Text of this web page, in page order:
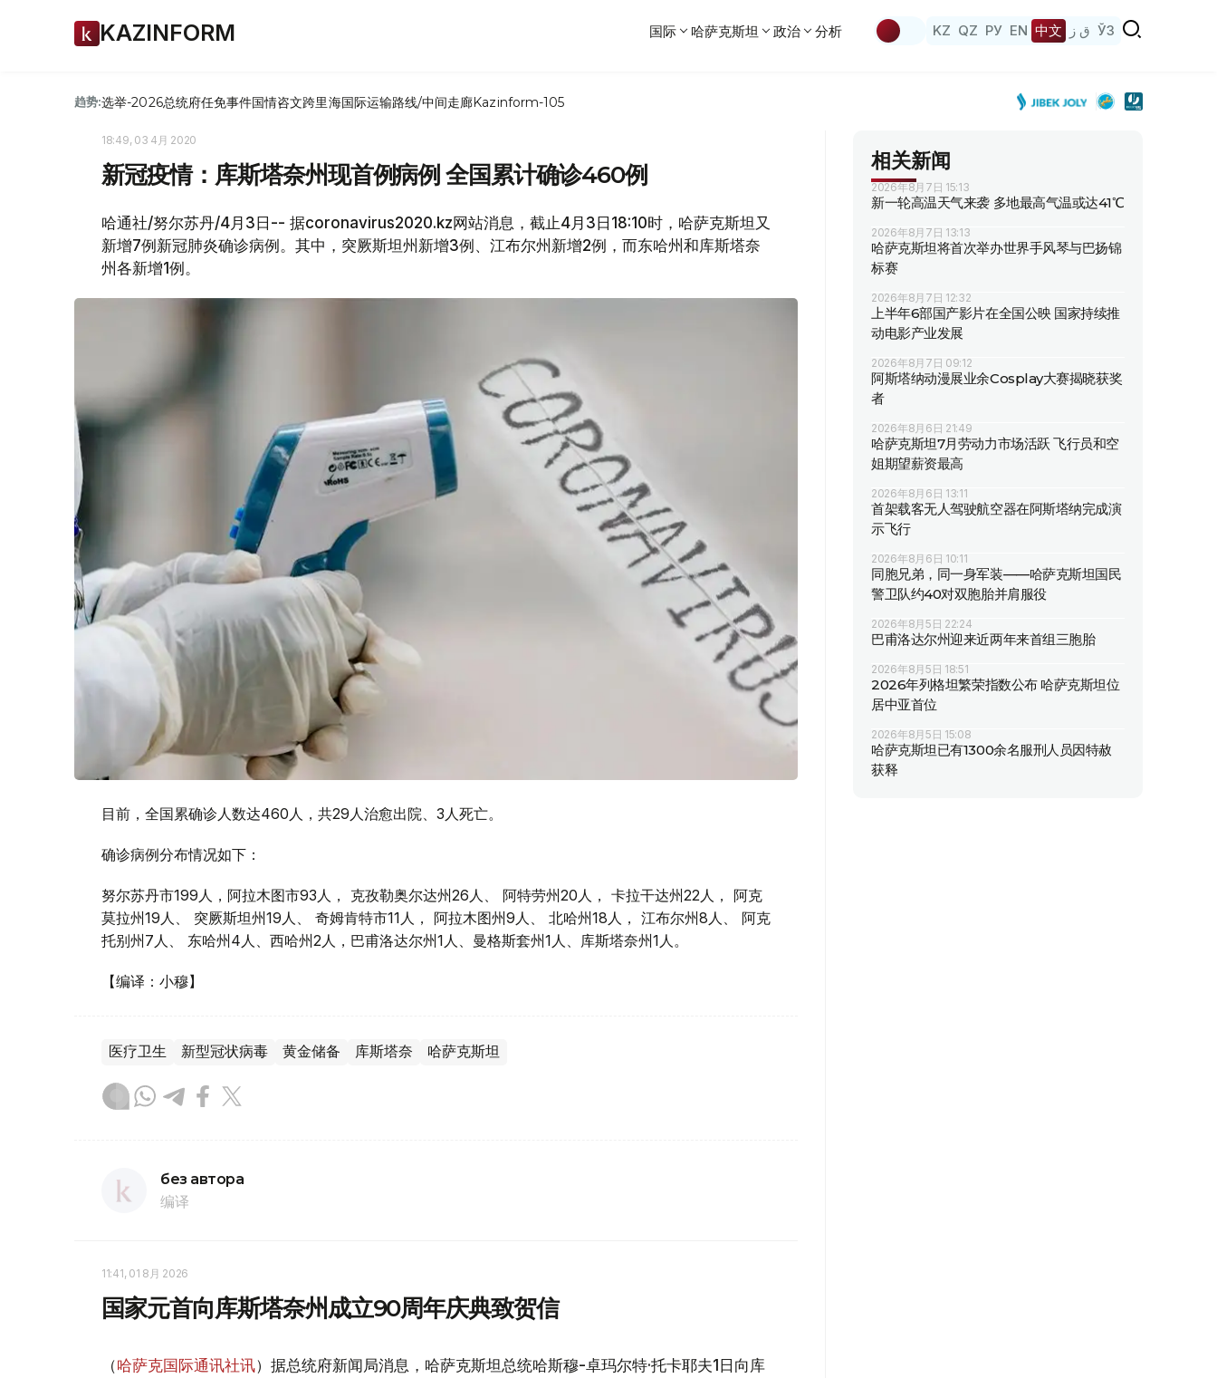
KAZINFORM 国际 哈萨克斯坦 政治 分析 KZ QZ РУ EN 中文 ق ز ЎЗ
趋势:选举-2026总统府任免事件国情咨文跨里海国际运输路线/中间走廊Kazinform-105
18:49, 03 4月 2020
新冠疫情：库斯塔奈州现首例病例 全国累计确诊460例
哈通社/努尔苏丹/4月3日-- 据coronavirus2020.kz网站消息，截止4月3日18:10时，哈萨克斯坦又
新增7例新冠肺炎确诊病例。其中，突厥斯坦州新增3例、江布尔州新增2例，而东哈州和库斯塔奈
州各新增1例。
目前，全国累确诊人数达460人，共29人治愈出院、3人死亡。
确诊病例分布情况如下：
努尔苏丹市199人，阿拉木图市93人， 克孜勒奥尔达州26人、 阿特劳州20人， 卡拉干达州22人， 阿克
莫拉州19人、 突厥斯坦州19人、 奇姆肯特市11人， 阿拉木图州9人、 北哈州18人， 江布尔州8人、 阿克
托别州7人、 东哈州4人、西哈州2人，巴甫洛达尔州1人、曼格斯套州1人、库斯塔奈州1人。
【编译：小穆】
医疗卫生 新型冠状病毒 黄金储备 库斯塔奈 哈萨克斯坦
без автора
编译
11:41, 01 8月 2026
国家元首向库斯塔奈州成立90周年庆典致贺信
（哈萨克国际通讯社讯）据总统府新闻局消息，哈萨克斯坦总统哈斯穆-卓玛尔特·托卡耶夫1日向库
相关新闻
2026年8月7日 15:13
新一轮高温天气来袭 多地最高气温或达41℃
2026年8月7日 13:13
哈萨克斯坦将首次举办世界手风琴与巴扬锦
标赛
2026年8月7日 12:32
上半年6部国产影片在全国公映 国家持续推
动电影产业发展
2026年8月7日 09:12
阿斯塔纳动漫展业余Cosplay大赛揭晓获奖
者
2026年8月6日 21:49
哈萨克斯坦7月劳动力市场活跃 飞行员和空
姐期望薪资最高
2026年8月6日 13:11
首架载客无人驾驶航空器在阿斯塔纳完成演
示飞行
2026年8月6日 10:11
同胞兄弟，同一身军装——哈萨克斯坦国民
警卫队约40对双胞胎并肩服役
2026年8月5日 22:24
巴甫洛达尔州迎来近两年来首组三胞胎
2026年8月5日 18:51
2026年列格坦繁荣指数公布 哈萨克斯坦位
居中亚首位
2026年8月5日 15:08
哈萨克斯坦已有1300余名服刑人员因特赦
获释